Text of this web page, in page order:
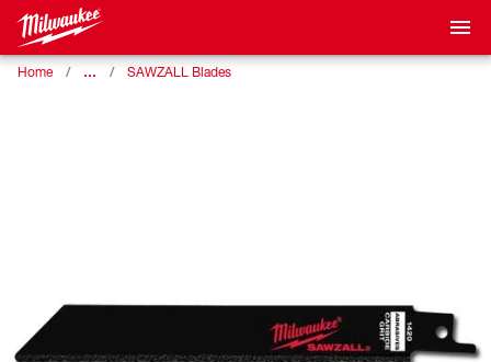
Home … SAWZALL Blades